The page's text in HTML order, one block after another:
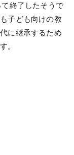
終了したそうで
子ども向けの教
に継承するため
。